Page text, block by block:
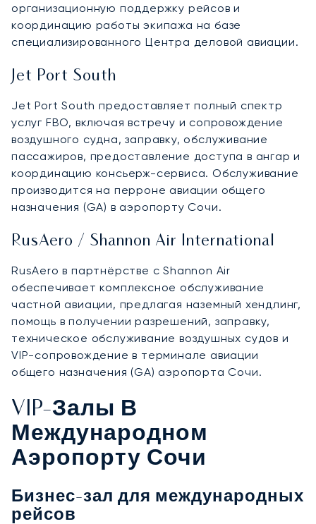
организационную поддержку рейсов и
координацию работы экипажа на базе
специализированного Центра деловой авиации.
Jet Port South
Jet Port South предоставляет полный спектр
услуг FBO, включая встречу и сопровождение
воздушного судна, заправку, обслуживание
пассажиров, предоставление доступа в ангар и
координацию консьерж-сервиса. Обслуживание
производится на перроне авиации общего
назначения (GA) в аэропорту Сочи.
RusAero / Shannon Air International
RusAero в партнёрстве с Shannon Air
обеспечивает комплексное обслуживание
частной авиации, предлагая наземный хендлинг,
помощь в получении разрешений, заправку,
техническое обслуживание воздушных судов и
VIP-сопровождение в терминале авиации
общего назначения (GA) аэропорта Сочи.
VIP-Залы В
Международном
Аэропорту Сочи
Бизнес-зал для международных
рейсов